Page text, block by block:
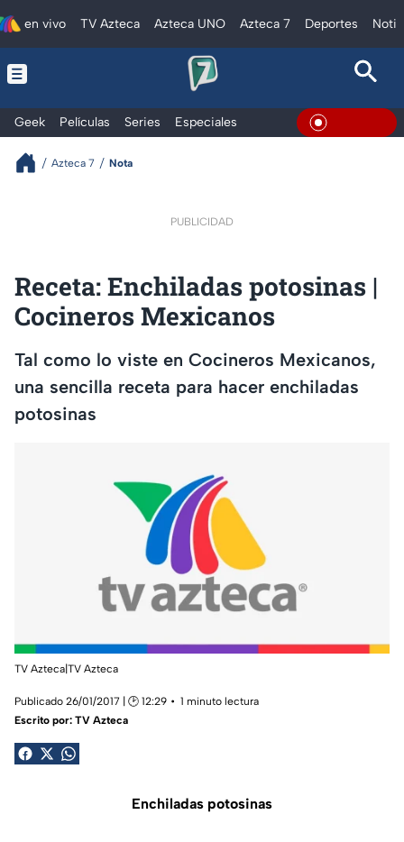
en vivo TV Azteca Azteca UNO Azteca 7 Deportes
Geek Películas Series Especiales En Vivo
Azteca 7 Nota
PUBLICIDAD
Receta: Enchiladas potosinas |
Cocineros Mexicanos
Tal como lo viste en Cocineros Mexicanos,
una sencilla receta para hacer enchiladas
potosinas
TV Azteca|TV Azteca
Publicado 26/01/2017 | 🕑 12:29
1 minuto lectura
Escrito por: TV Azteca
Enchiladas potosinas